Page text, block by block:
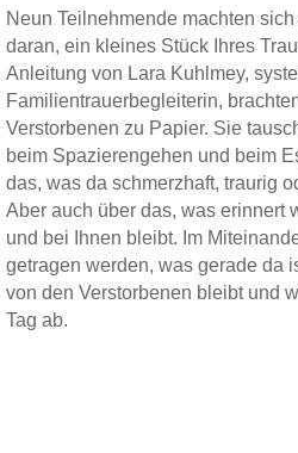
Neun Teilnehmende machten
daran, ein kleines Stück Ihres
Anleitung von Lara Kuhlmey,
Familientrauerbegleiterin,
Verstorbenen zu Papier. Sie
beim Spazierengehen und beim
das, was da schmerzhaft, traurig
Aber auch über das, was erinnert
und bei Ihnen bleibt. Im
getragen werden, was gerade da
von den Verstorbenen bleibt und
Tag ab.